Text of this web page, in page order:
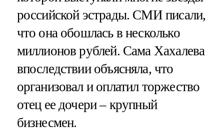
российской эстрады. СМИ писали,
что она обошлась в несколько
миллионов рублей. Сама Хахалева
впоследствии объясняла, что
организовал и оплатил торжество
отец ее дочери – крупный
бизнесмен.